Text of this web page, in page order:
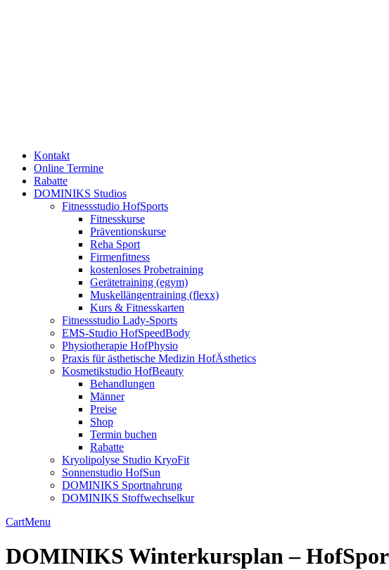
Kontakt
Online Termine
Rabatte
DOMINIKS Studios
Fitnessstudio HofSports
Fitnesskurse
Präventionskurse
Reha Sport
Firmenfitness
kostenloses Probetraining
Gerätetraining (egym)
Muskellängentraining (flexx)
Kurs & Fitnesskarten
Fitnessstudio Lady-Sports
EMS-Studio HofSpeedBody
Physiotherapie HofPhysio
Praxis für ästhetische Medizin HofÄsthetics
Kosmetikstudio HofBeauty
Behandlungen
Männer
Preise
Shop
Termin buchen
Rabatte
Kryolipolyse Studio KryoFit
Sonnenstudio HofSun
DOMINIKS Sportnahrung
DOMINIKS Stoffwechselkur
CartMenu
DOMINIKS Winterkursplan –